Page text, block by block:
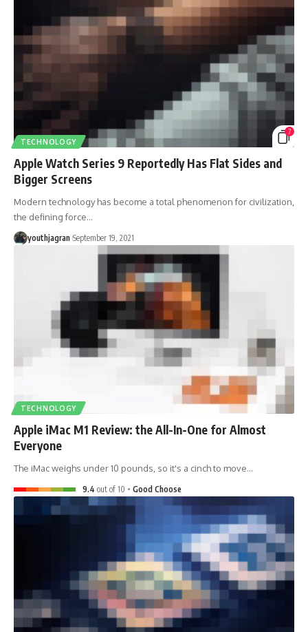
7
TECHNOLOGY
Apple Watch Series 9 Reportedly Has Flat Sides and
Bigger Screens
Modern technology has become a total phenomenon for civilization,
the defining force…
youthjagran September 19, 2021
TECHNOLOGY
Apple iMac M1 Review: the All-In-One for Almost
Everyone
The iMac weighs under 10 pounds, so it's a cinch to move…
9.4 out of 10 Good Choose